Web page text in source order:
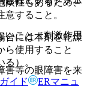
性もあるため、
すること。
合には本剤を乾燥
ら使用すること
）。
いこと［刺激作用
害等の眼障害を来
イド
ERマニュ